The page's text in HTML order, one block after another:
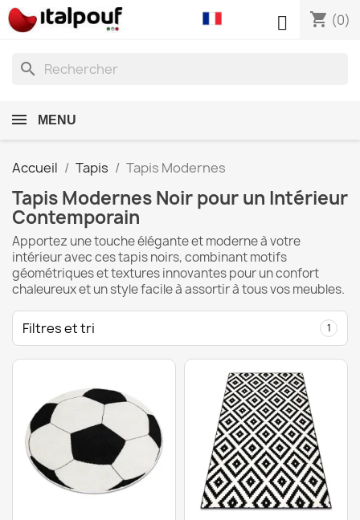
shopping_cart (0)

search
MENU
Accueil Tapis Tapis Modernes
Tapis Modernes Noir pour un Intérieur
Contemporain
Apportez une touche élégante et moderne à votre
intérieur avec ces tapis noirs, combinant motifs
géométriques et textures innovantes pour un confort
chaleureux et un style facile à assortir à tous vos meubles.
Filtres et tri 1